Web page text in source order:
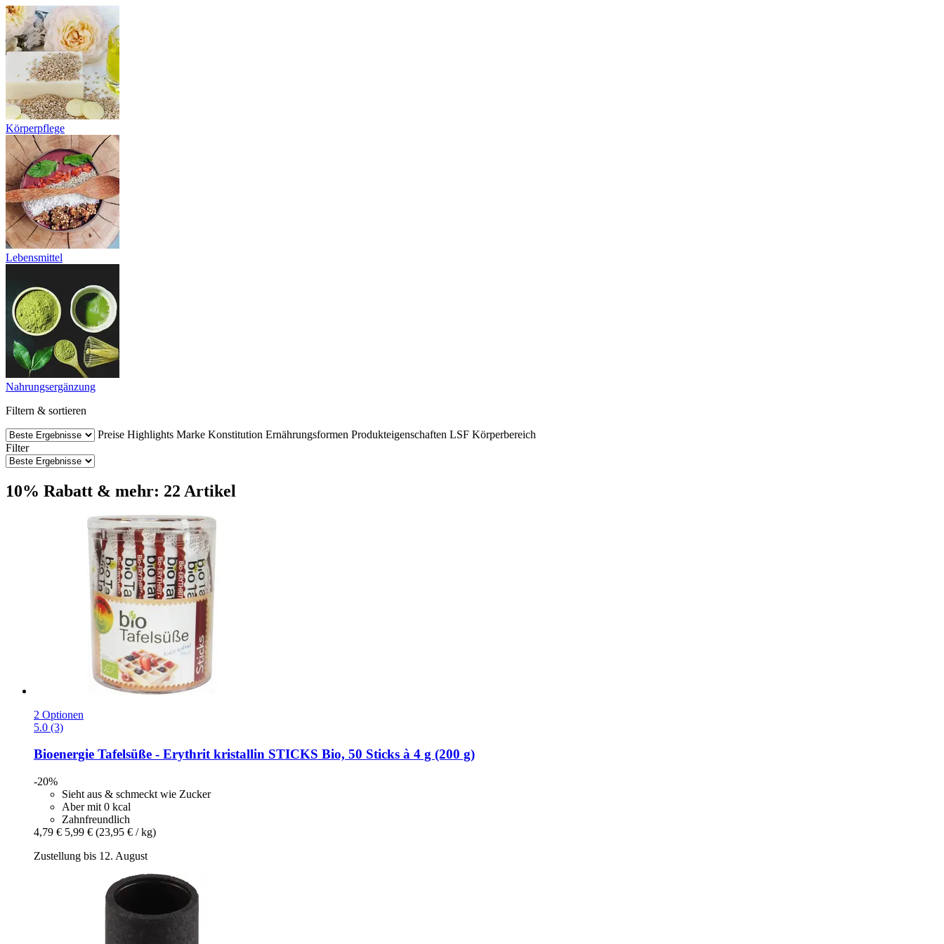
Körperpflege
Lebensmittel
Nahrungsergänzung
Filtern & sortieren
Preise Highlights Marke Konstitution Ernährungsformen Produkteigenschaften LSF Körperbereich
Filter
10% Rabatt & mehr: 22 Artikel
2 Optionen
5.0 (3)
Bioenergie Tafelsüße -​ Erythrit kristallin STICKS Bio, 50 Sticks à 4 g (200 g)
-20%
Sieht aus & schmeckt wie Zucker
Aber mit 0 kcal
Zahnfreundlich
4,79 € 5,99 € (23,95 € / kg)
Zustellung bis 12. August